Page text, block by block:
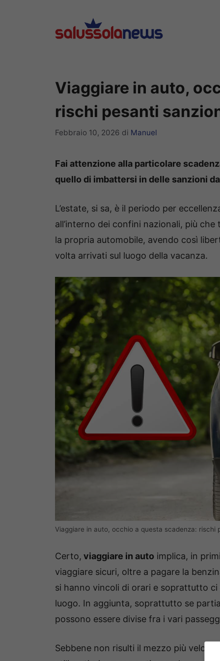
Viaggiare in auto,
rischi pesanti
Febbraio 10, 2026 di Manuel
Fai attenzione alla particolare
quello di imbattersi in delle sanzioni
L’estate, si sa, è il periodo per
all’interno dei confini nazionali, più
la propria automobile, avendo così
volta arrivati sul luogo della vacanza.
Viaggiare in auto, occhio a questa scadenza: rischi
Certo, viaggiare in auto implica, in
viaggiare sicuri, oltre a pagare la
si hanno vincoli di orari e soprattutto
luogo. In aggiunta, soprattutto se
possono essere divise fra i vari
Sebbene non risulti il mezzo più veloce,